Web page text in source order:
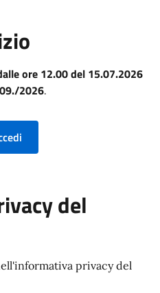
ore 12.00 del 15.07.2026
2026.
del
privacy del